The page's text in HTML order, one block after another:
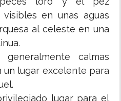
en unas aguas
al celeste en una
calmas
un lugar excelente para
lugar para el